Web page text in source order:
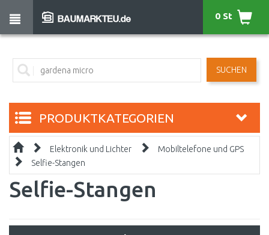
SUCHEN
0 St
PRODUKTKATEGORIEN
Elektronik und Lichter
Mobiltelefone und GPS
Selfie-Stangen
Selfie-Stangen